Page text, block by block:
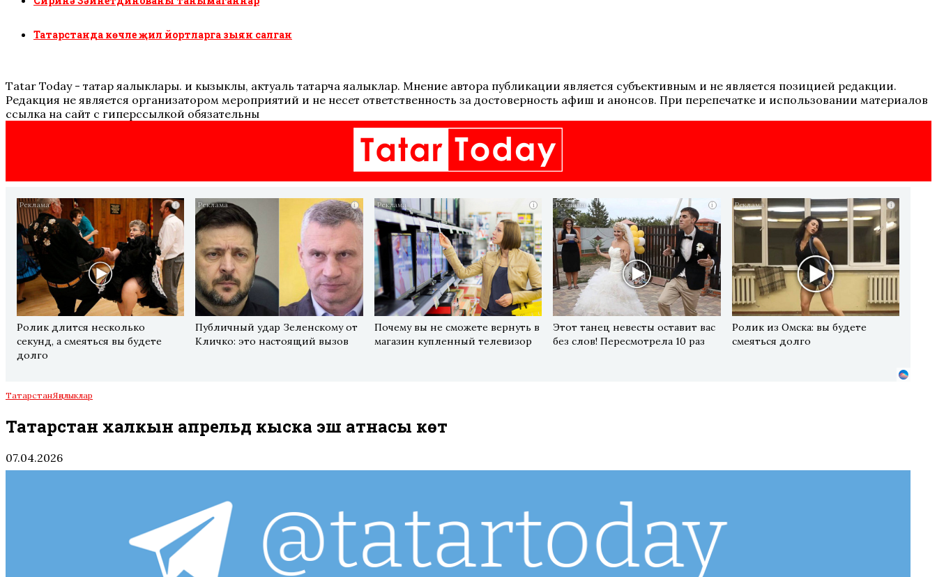
Татарстанда көчле җил йортларга зыян салган
Tatar Today - татар яңалыклары. иң кызыклы, актуаль татарча яңалыклар. Мнение автора публикации является субъективным и не является позицией редакции.
Редакция не является организатором мероприятий и не несет ответственность за достоверность афиш и анонсов. При перепечатке и использовании материалов
ссылка на сайт с гиперссылкой обязательны
i
Ролик длится несколько
секунд, а смеяться вы будете
долго
i
Публичный удар Зеленскому от
Кличко: это настоящий вызов
i
Почему вы не сможете вернуть в
магазин купленный телевизор
i
Этот танец невесты оставит вас
без слов! Пересмотрела 10 раз
i
Ролик из Омска: вы будете
смеяться долго
ТатарстанЯңалыклар
Татарстан халкын апрельдә кыска эш атнасы көтә
07.04.2026